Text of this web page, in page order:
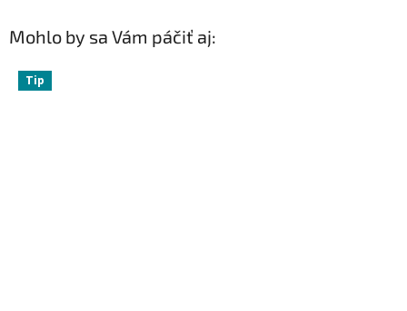
Mohlo by sa Vám páčiť aj:
Tip